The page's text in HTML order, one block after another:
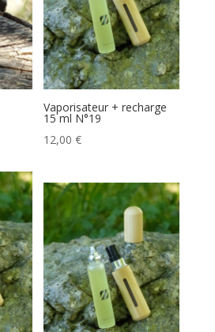
Vaporisateur + recharge
15 ml N°19
12,00€